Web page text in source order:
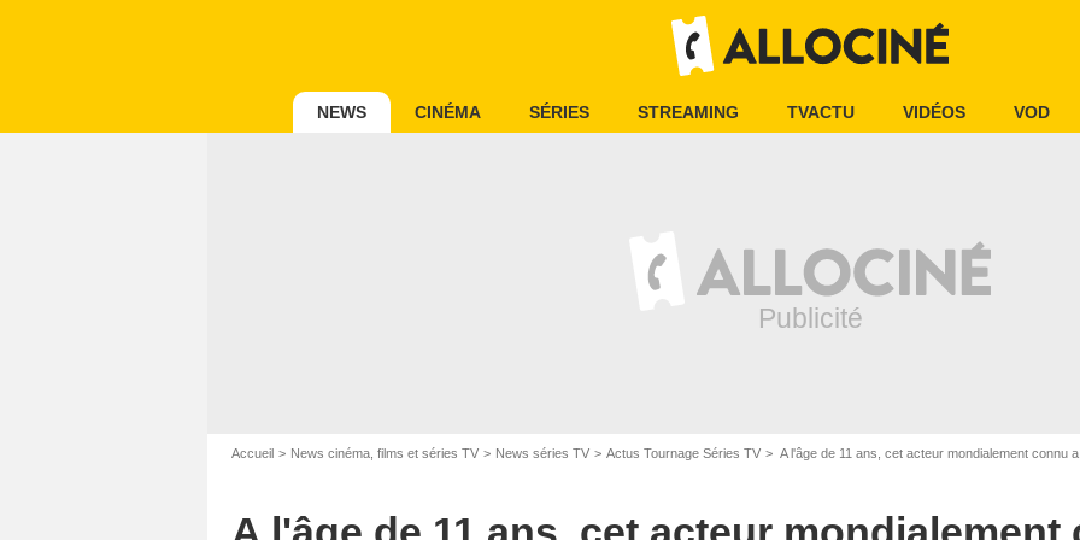
NEWS CINÉMA SÉRIES STREAMING TVACTU VIDÉOS VOD
Accueil News cinéma, films et séries TV News séries TV Actus Tournage Séries TV A l'âge de 11 ans, cet acteur mondialement connu a débuté dans La